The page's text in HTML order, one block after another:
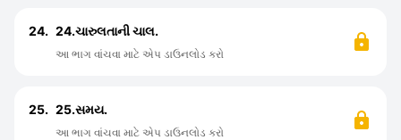
24. 24.ચારુલતાની ચાલ.
આ ભાગ વાંચવા માટે એપ ડાઉનલોડ કરો
25. 25.સમય.
આ ભાગ વાંચવા માટે એપ ડાઉનલોડ કરો